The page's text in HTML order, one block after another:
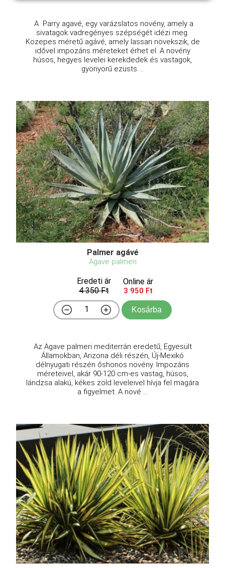
A Parry agavé, egy varázslatos növény, amely a
sivatagok vadregényes szépségét idézi meg.
Közepes méretű agávé, amely lassan növekszik, de
idővel impozáns méreteket érhet el. A növény
húsos, hegyes levelei kerekdedek és vastagok,
gyönyörű ezüsts ...
Palmer agávé
Agave palmeri
Eredeti ár
4 350 Ft
Online ár
3 950 Ft
Kosárba
Az Agave palmeri mediterrán eredetű, Egyesült
Államokban, Arizona déli részén, Új-Mexikó
délnyugati részén őshonos növény. Impozáns
méreteivel, akár 90-120 cm-es vastag, húsos,
lándzsa alakú, kékes zöld leveleivel hívja fel magára
a figyelmet. A növé ...